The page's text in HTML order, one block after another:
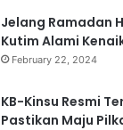
Jelang Ramadan
Kutim Alami
February 22, 2024
KB-Kinsu Resmi
Pastikan Maju